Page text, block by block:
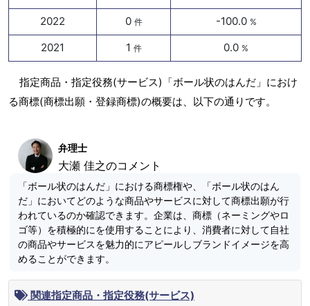
2022 0 件 -100.0 %
2021 1 件 0.0 %
指定商品・指定役務(サービス)「ボール状のはんだ」におけ
る商標(商標出願・登録商標)の概要は、以下の通りです。
弁理士
大瀬 佳之のコメント
「ボール状のはんだ」における商標権や、「ボール状のはん
だ」においてどのような商品やサービスに対して商標出願が行
われているのか確認できます。企業は、商標（ネーミングやロ
ゴ等）を積極的にを使用することにより、消費者に対して自社
の商品やサービスを魅力的にアピールしブランドイメージを高
めることができます。
関連指定商品・指定役務(サービス)